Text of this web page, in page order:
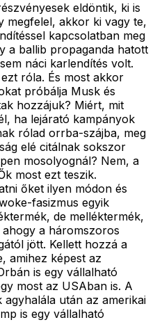
eldöntik, ki is
megfelel, akkor ki vagy te,
kapcsolatban meg
a ballib propaganda hatott
náci karlendítés volt.
róla. És most akkor
próbálja Musk és
hozzájuk? Miért, mit
ha lejárató kampányok
rólad orrba-szájba, meg
elé citálnak sokszor
mosolyognál? Nem, a
most ezt teszik.
őket ilyen módon és
fasizmus egyik
de melléktermék,
a háromszoros
jött. Kellett hozzá a
amihez képest az
is egy vállalható
most az USAban is. A
után az amerikai
is egy vállalható